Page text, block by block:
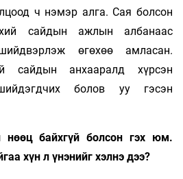
ч нэмэр алга. Сая болсон
сайдын ажлын албанаас
өгөхөө амласан.
сайдын анхааралд хүрсэн
болов уу гэсэн
байхгүй болсон гэх юм.
хүн л үнэнийг хэлнэ дээ?